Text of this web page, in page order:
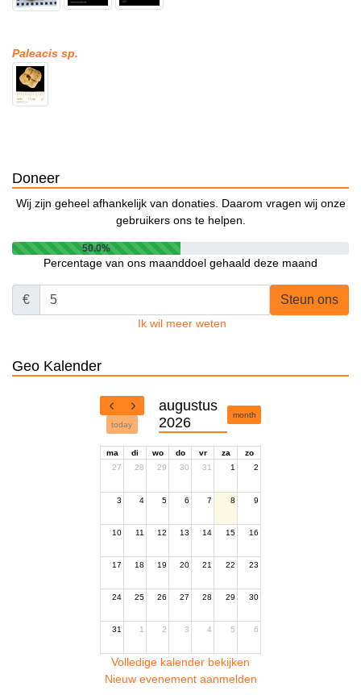
Paleacis sp.
Doneer
Wij zijn geheel afhankelijk van donaties. Daarom vragen wij onze
gebruikers ons te helpen.
50.0%
Percentage van ons maanddoel gehaald deze maand
€ Steun ons
Ik wil meer weten
Geo Kalender
today
augustus
2026
month
ma di wo do vr za
zo
27
28 29 30 31 1 2
3 4 5 6 7 8 9
10 11 12 13 14 15 16
17 18 19 20 21 22 23
24 25 26 27 28 29 30
31 1 2 3 4 5 6
Volledige kalender bekijken
Nieuw evenement aanmelden